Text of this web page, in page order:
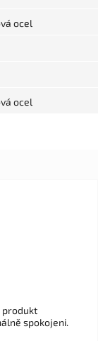
ocel
ocel
produkt
spokojeni.